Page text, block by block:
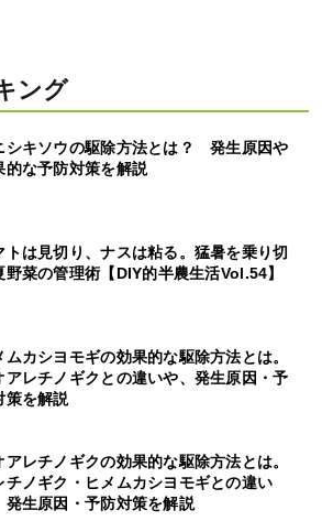
ング
シキソウの駆除方法とは？ 発生原因や
的な予防対策を解説
トは見切り、ナスは粘る。猛暑を乗り切
野菜の管理術【DIY的半農生活Vol.54】
ムカシヨモギの効果的な駆除方法とは。
アレチノギクとの違いや、発生原因・予
策を解説
アレチノギクの効果的な駆除方法とは。
チノギク・ヒメムカシヨモギとの違い
発生原因・予防対策を解説